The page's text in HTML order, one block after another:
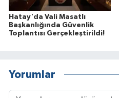
Hatay'da Vali Masatlı
Başkanlığında Güvenlik
Toplantısı Gerçekleştirildi!
Yorumlar